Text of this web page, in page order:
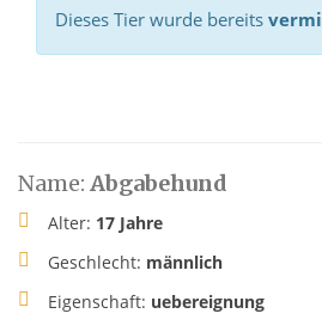
Dieses Tier wurde bereits
Name: Abgabehund
Alter: 17 Jahre
Geschlecht: männlich
Eigenschaft: uebereignung